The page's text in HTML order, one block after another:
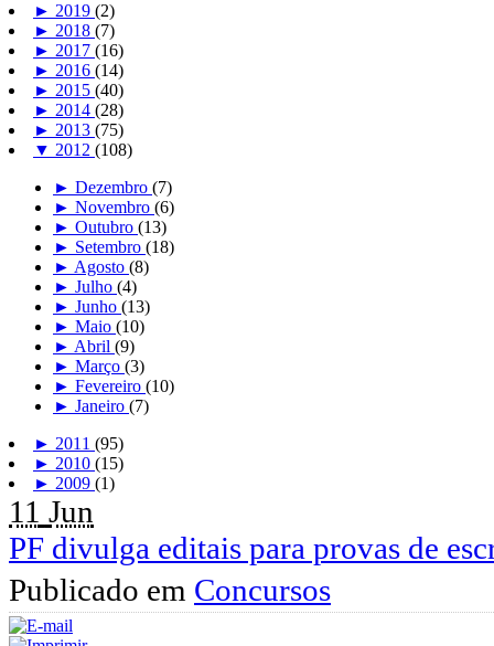
► 2019 (2)
► 2018 (7)
► 2017 (16)
► 2016 (14)
► 2015 (40)
► 2014 (28)
► 2013 (75)
▼ 2012 (108)
► Dezembro (7)
► Novembro (6)
► Outubro (13)
► Setembro (18)
► Agosto (8)
► Julho (4)
► Junho (13)
► Maio (10)
► Abril (9)
► Março (3)
► Fevereiro (10)
► Janeiro (7)
► 2011 (95)
► 2010 (15)
► 2009 (1)
11 Jun
PF divulga editais para provas de
Publicado em Concursos